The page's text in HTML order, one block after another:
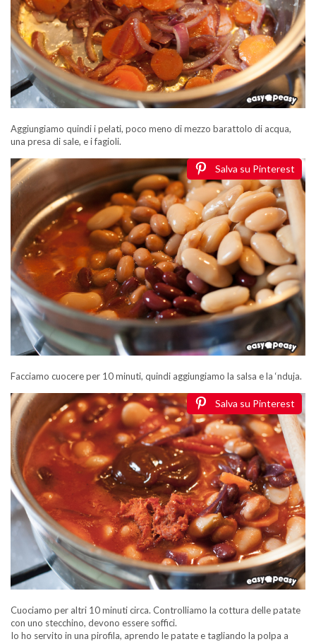
Aggiungiamo quindi i pelati, poco meno di mezzo barattolo di acqua,
una presa di sale, e i fagioli.
Salva su Pinterest
Facciamo cuocere per 10 minuti, quindi aggiungiamo la salsa e la ‘nduja.
Salva su Pinterest
Cuociamo per altri 10 minuti circa. Controlliamo la cottura delle patate
con uno stecchino, devono essere soffici.
Io ho servito in una pirofila, aprendo le patate e tagliando la polpa a